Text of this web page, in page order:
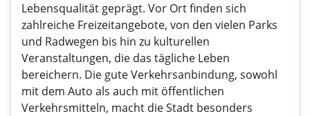
Lebensqualität geprägt. Vor Ort finden sich
zahlreiche Freizeitangebote, von den vielen Parks
und Radwegen bis hin zu kulturellen
Veranstaltungen, die das tägliche Leben
bereichern. Die gute Verkehrsanbindung, sowohl
mit dem Auto als auch mit öffentlichen
Verkehrsmitteln, macht die Stadt besonders